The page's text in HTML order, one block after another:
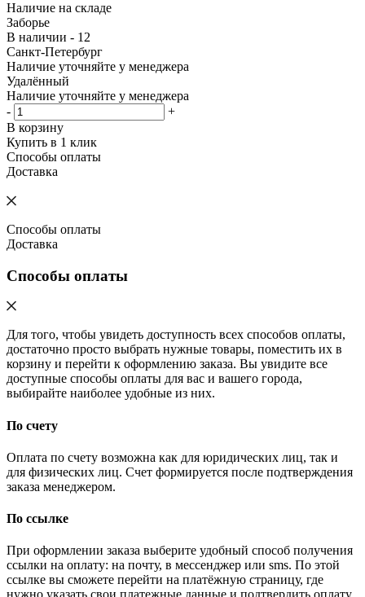
Наличие на складе
Заборье
В наличии - 12
Санкт-Петербург
Наличие уточняйте у менеджера
Удалённый
Наличие уточняйте у менеджера
-
+
В корзину
Купить в 1 клик
Способы оплаты
Доставка
Способы оплаты
Доставка
Способы оплаты
Для того, чтобы увидеть доступность всех способов оплаты,
достаточно просто выбрать нужные товары, поместить их в
корзину и перейти к оформлению заказа. Вы увидите все
доступные способы оплаты для вас и вашего города,
выбирайте наиболее удобные из них.
По счету
Оплата по счету возможна как для юридических лиц, так и
для физических лиц. Счет формируется после подтверждения
заказа менеджером.
По ссылке
При оформлении заказа выберите удобный способ получения
ссылки на оплату: на почту, в мессенджер или sms. По этой
ссылке вы сможете перейти на платёжную страницу, где